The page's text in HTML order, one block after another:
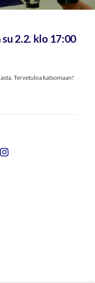
2.2. klo 17:00
Tervetuloa katsomaan!